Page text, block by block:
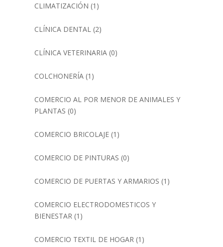
CLIMATIZACIÓN (1)
CLÍNICA DENTAL(2)
CLÍNICA VETERINARIA(0)
COLCHONERÍA(1)
COMERCIO AL POR MENOR DE ANIMALES Y
PLANTAS (0)
COMERCIO BRICOLAJE(1)
COMERCIO DE PINTURAS (0)
COMERCIO DE PUERTAS Y ARMARIOS (1)
COMERCIO ELECTRODOMESTICOS Y
BIENESTAR(1)
COMERCIO TEXTIL DE HOGAR(1)